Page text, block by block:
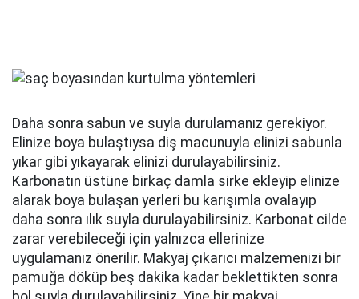
Daha sonra sabun ve suyla durulamanız gerekiyor.
Elinize boya bulaştıysa diş macunuyla elinizi sabunla
yıkar gibi yıkayarak elinizi durulayabilirsiniz.
Karbonatın üstüne birkaç damla sirke ekleyip elinize
alarak boya bulaşan yerleri bu karışımla ovalayıp
daha sonra ılık suyla durulayabilirsiniz. Karbonat cilde
zarar verebileceği için yalnızca ellerinize
uygulamanız önerilir. Makyaj çıkarıcı malzemenizi bir
pamuğa döküp beş dakika kadar beklettikten sonra